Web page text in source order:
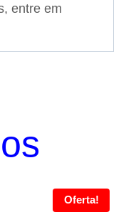
entre em
Oferta!